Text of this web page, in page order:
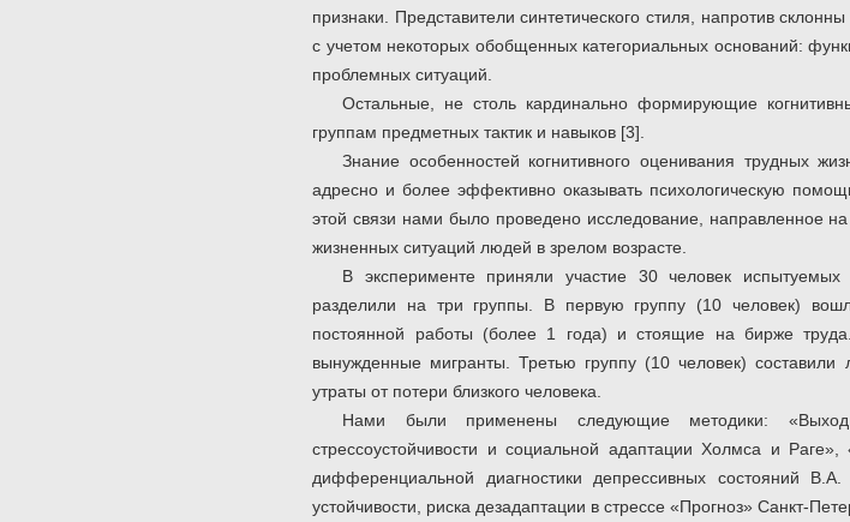
признаки. Представители синтетического стиля, напротив
с учетом некоторых обобщенных категориальных оснований:
проблемных ситуаций.
Остальные, не столь кардинально формирующие
группам предметных тактик и навыков [3].
Знание особенностей когнитивного оценивания трудных
адресно и более эффективно оказывать психологическую
этой связи нами было проведено исследование, направленное
жизненных ситуаций людей в зрелом возрасте.
В эксперименте приняли участие 30 человек
разделили на три группы. В первую группу (10 человек)
постоянной работы (более 1 года) и стоящие на бирже
вынужденные мигранты. Третью группу (10 человек)
утраты от потери близкого человека.
Нами были применены следующие методики:
стрессоустойчивости и социальной адаптации Холмса и
дифференциальной диагностики депрессивных состояний
устойчивости, риска дезадаптации в стрессе «Прогноз» Санкт-